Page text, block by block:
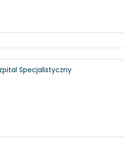
Specjalistyczny